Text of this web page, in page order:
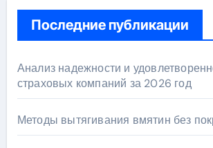
Последние публикации
Анализ надежности и
страховых компаний за 2026 год
Методы вытягивания вмятин без